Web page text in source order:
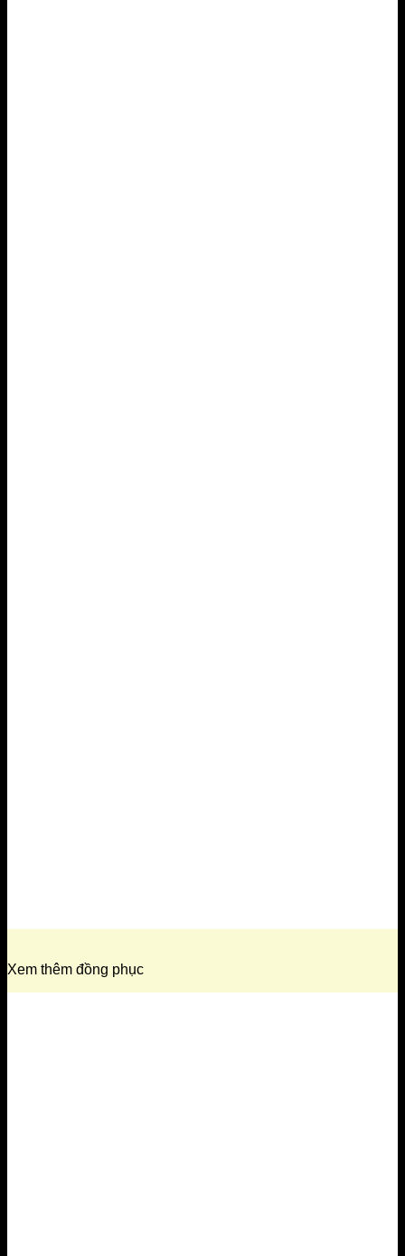
Xem thêm đồng phục